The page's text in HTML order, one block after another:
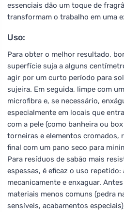
essenciais dão um toque de
transformam o trabalho em uma
Uso:
Para obter o melhor resultado,
superfície suja a alguns
agir por um curto período para
sujeira. Em seguida, limpe com
microfibra e, se necessário,
especialmente em locais que
com a pele (como banheira ou
torneiras e elementos cromados,
final com um pano seco para
Para resíduos de sabão mais
espessas, é eficaz o uso
mecanicamente e enxaguar.
materiais menos comuns (pedra
sensíveis, acabamentos